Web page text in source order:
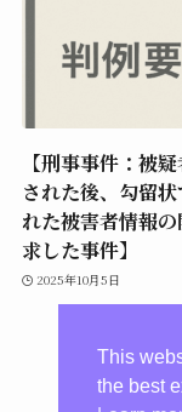
【刑事事件：被
された後、勾留
れた被害者情報
求した事件】
2025年10月5日
This
the best